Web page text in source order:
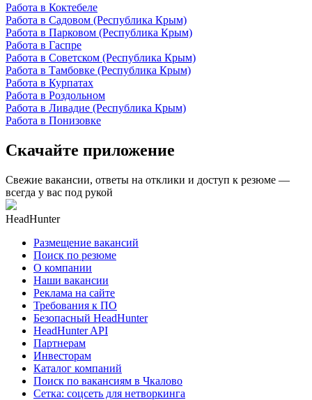
Работа в Коктебеле
Работа в Садовом (Республика Крым)
Работа в Парковом (Республика Крым)
Работа в Гаспре
Работа в Советском (Республика Крым)
Работа в Тамбовке (Республика Крым)
Работа в Курпатах
Работа в Роздольном
Работа в Ливадие (Республика Крым)
Работа в Понизовке
Скачайте приложение
Свежие вакансии, ответы на отклики и доступ к резюме —
всегда у вас под рукой
HeadHunter
Размещение вакансий
Поиск по резюме
О компании
Наши вакансии
Реклама на сайте
Требования к ПО
Безопасный HeadHunter
HeadHunter API
Партнерам
Инвесторам
Каталог компаний
Поиск по вакансиям в Чкалово
Сетка: соцсеть для нетворкинга